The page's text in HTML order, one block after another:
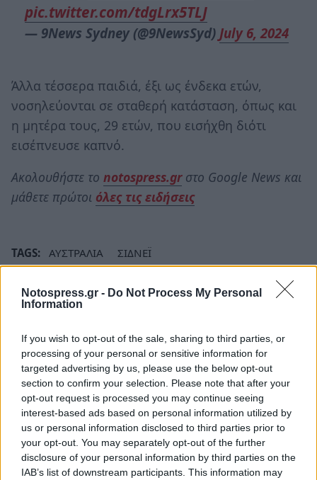
Notospress.gr - Do Not Process My Personal
Information
If you wish to opt-out of the sale, sharing to third parties, or
processing of your personal or sensitive information for
targeted advertising by us, please use the below opt-out
section to confirm your selection. Please note that after your
opt-out request is processed you may continue seeing
interest-based ads based on personal information utilized by
us or personal information disclosed to third parties prior to
your opt-out. You may separately opt-out of the further
disclosure of your personal information by third parties on the
IAB’s list of downstream participants. This information may
pic.twitter.com/tdgLrx5TLJ
— 9News Sydney (@9NewsSyd) July 6, 2024
Άλλα τέσσερα παιδιά, έξι ως ένδεκα ετών,
νοσηλεύονται σε σταθερή κατάσταση, όπως και
η μητέρα τους, 29 ετών, που εισήχθη διότι
εισέπνευσε καπνό.
Ακολουθήστε το notospress.grστο Google News και
μάθετε πρώτοι όλες τις ειδήσεις
TAGS: ΑΥΣΤΡΑΛΙΑ ΣΙΔΝΕΪ